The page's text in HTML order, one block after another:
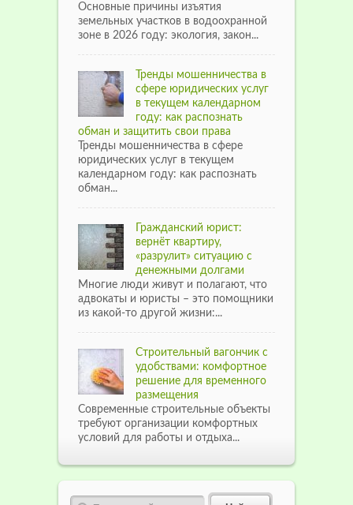
Основные причины изъятия
земельных участков в водоохранной
зоне в 2026 году: экология, закон...
Тренды мошенничества в
сфере юридических услуг
в текущем календарном
году: как распознать
обман и защитить свои права
Тренды мошенничества в сфере
юридических услуг в текущем
календарном году: как распознать
обман...
Гражданский юрист:
вернёт квартиру,
«разрулит» ситуацию с
денежными долгами
Многие люди живут и полагают, что
адвокаты и юристы – это помощники
из какой-то другой жизни:...
Строительный вагончик с
удобствами: комфортное
решение для временного
размещения
Современные строительные объекты
требуют организации комфортных
условий для работы и отдыха...